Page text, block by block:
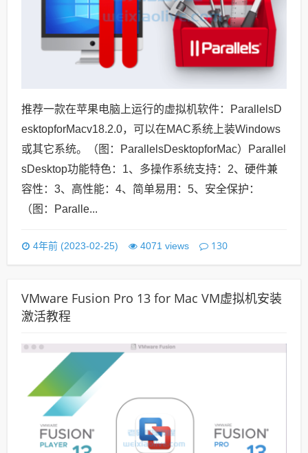
推荐一款在苹果电脑上运行的虚拟机软件：ParallelsD
esktopforMacv18.2.0，可以在MAC系统上装Windows
或其它系统。（图：ParallelsDesktopforMac）Parallel
sDesktop功能特色：1、多操作系统支持：2、硬件兼
容性：3、高性能：4、简单易用：5、安全保护：
（图：Paralle...
4年前 (2023-02-25) 4071 views 130
VMware Fusion Pro 13 for Mac VM虚拟机安装
激活教程